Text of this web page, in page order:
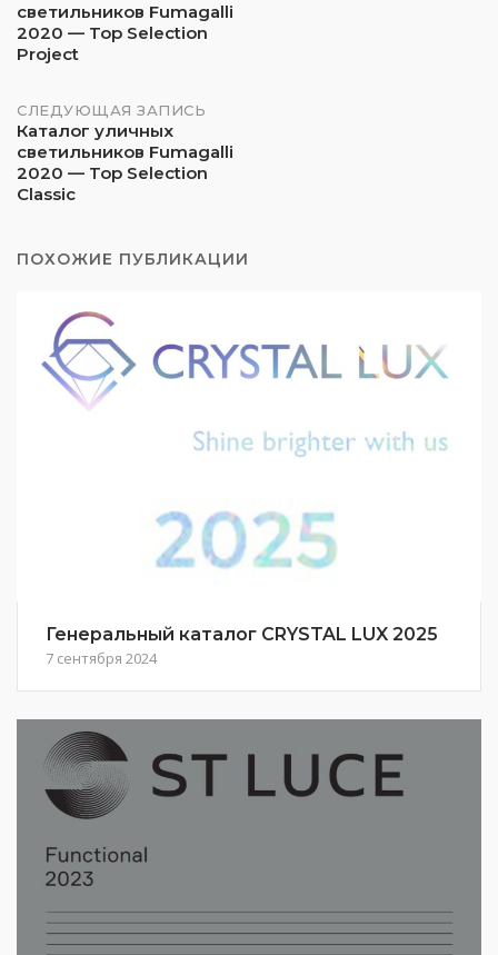
по
записям
светильников Fumagalli
2020 — Top Selection
Project
СЛЕДУЮЩАЯ ЗАПИСЬ
Каталог уличных
светильников Fumagalli
2020 — Top Selection
Classic
ПОХОЖИЕ ПУБЛИКАЦИИ
Генеральный каталог CRYSTAL LUX 2025
7 сентября 2024